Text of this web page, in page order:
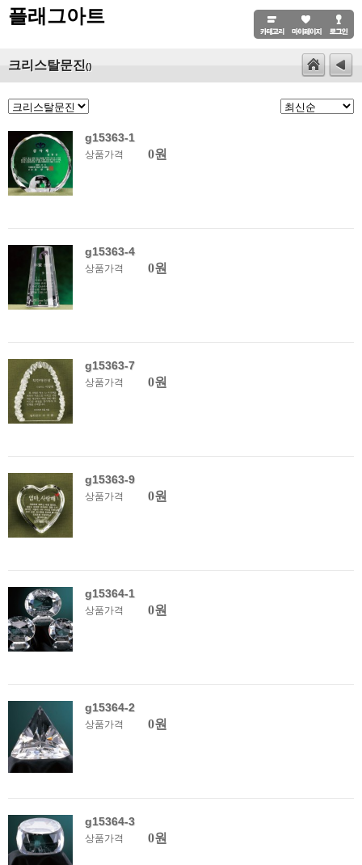
플래그아트
크리스탈문진()
g15363-1
상품가격 0원
g15363-4
상품가격 0원
g15363-7
상품가격 0원
g15363-9
상품가격 0원
g15364-1
상품가격 0원
g15364-2
상품가격 0원
g15364-3
상품가격 0원